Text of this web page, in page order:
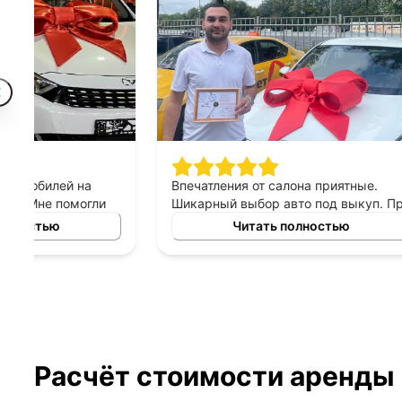
Впечатления от салона приятные.
Шикарный выбор авто под выкуп. Про
персонал могу сказать только
хорошее, приятны в общении,
терпеливые, помогают сделать
Спасибо
подход к
выборе
выкуп,
который
Расчёт стоимости аренды